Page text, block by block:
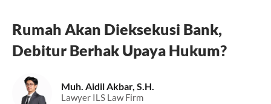
Rumah Akan Dieksekusi Bank,
Debitur Berhak Upaya Hukum?
Muh. Aidil Akbar, S.H.
Lawyer ILS Law Firm